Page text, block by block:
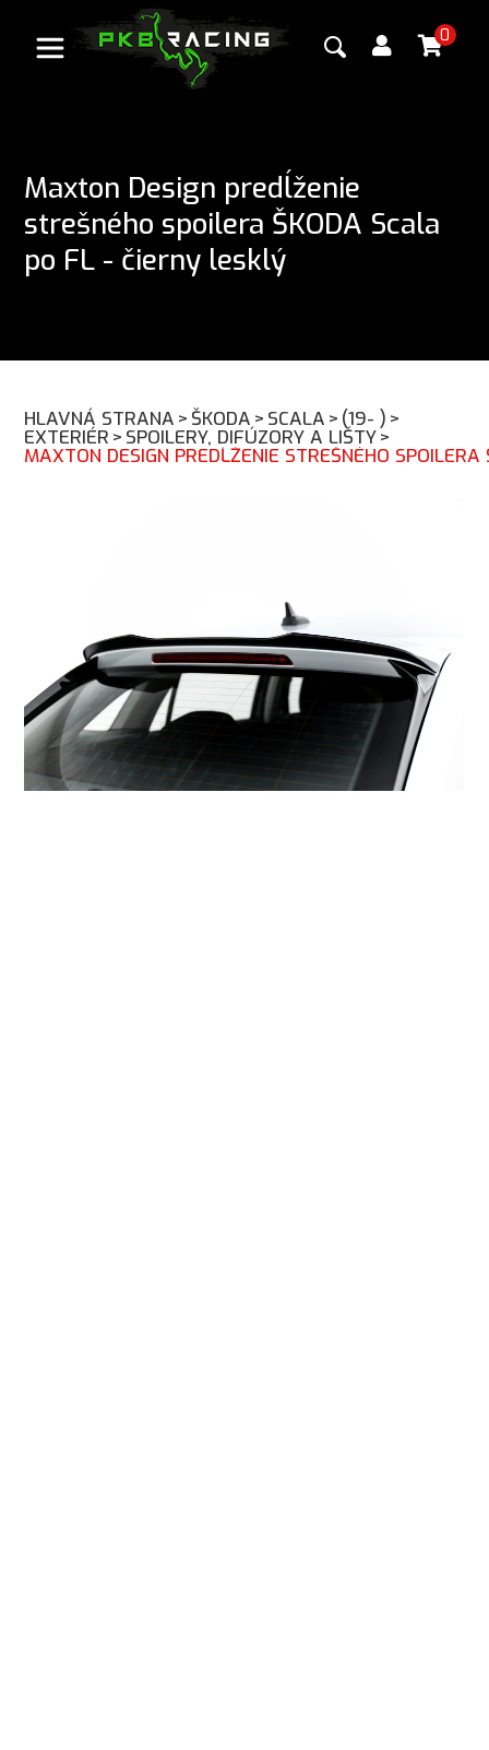
0
Maxton Design predĺženie
strešného spoilera ŠKODA Scala
po FL - čierny lesklý
HLAVNÁ STRANA > ŠKODA > SCALA > (19- ) >
EXTERIÉR > SPOILERY, DIFÚZORY A LIŠTY>